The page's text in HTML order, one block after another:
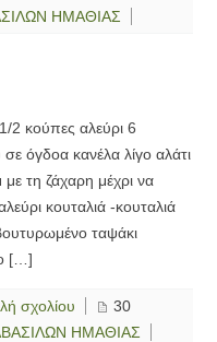
ΗΜΑΘΙΑΣ
2 κούπες αλεύρι 6
όγδοα κανέλα λίγο αλάτι
τη ζάχαρη μέχρι να
κουταλιά -κουταλιά
ταψάκι
[…]
σχολίου
30
ΗΜΑΘΙΑΣ